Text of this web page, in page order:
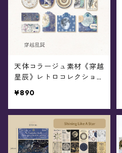
天体コラージュ素材《穿越
星辰》レトロコレクショ
¥890